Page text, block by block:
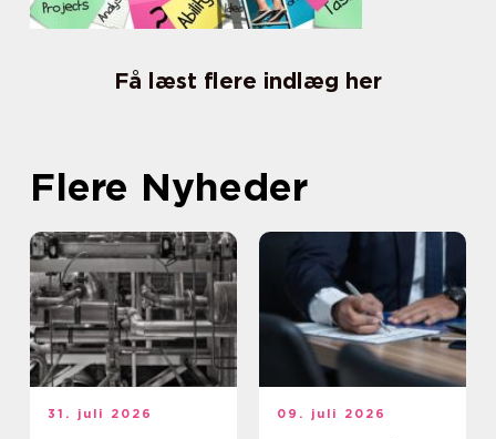
Få læst flere indlæg her
Flere Nyheder
31. juli 2026 09. juli 2026